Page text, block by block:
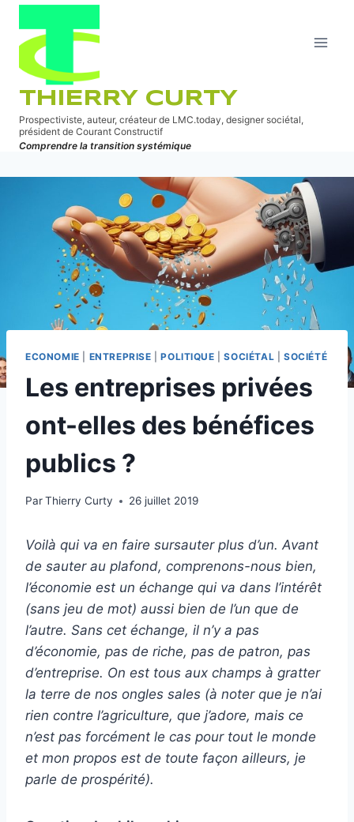
Aller
contenu
THIERRY CURTY
Prospectiviste, auteur, créateur de LMC.today, designer sociétal,
président de Courant Constructif
Comprendre la transition systémique
ECONOMIE ENTREPRISE |POLITIQUE |SOCIÉTAL |SOCIÉTÉ
Les entreprises privées
ont-elles des bénéfices
publics ?
ParThierry Curty 26 juillet 2019
Voilà qui va en faire sursauter plus d’un. Avant
de sauter au plafond, comprenons-nous bien,
l’économie est un échange qui va dans l’intérêt
(sans jeu de mot) aussi bien de l’un que de
l’autre. Sans cet échange, il n’y a pas
d’économie, pas de riche, pas de patron, pas
d’entreprise. On est tous aux champs à gratter
la terre de nos ongles sales (à noter que je n’ai
rien contre l’agriculture, que j’adore, mais ce
n’est pas forcément le cas pour tout le monde
et mon propos est de toute façon ailleurs, je
parle de prospérité).